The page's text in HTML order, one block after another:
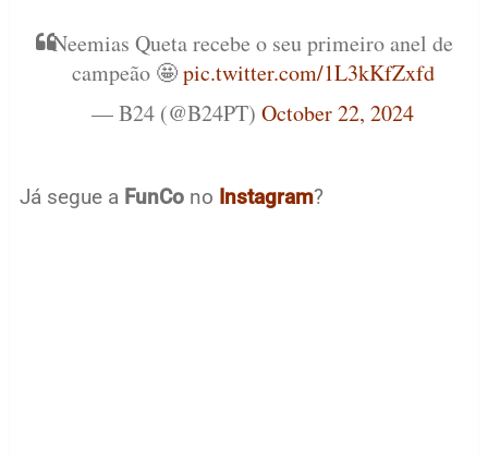
Neemias Queta recebe o seu primeiro anel de
campeão 🤩pic.twitter.com/1L3kKfZxfd
— B24 (@B24PT)October 22, 2024
Já segue a FunCono Instagram?